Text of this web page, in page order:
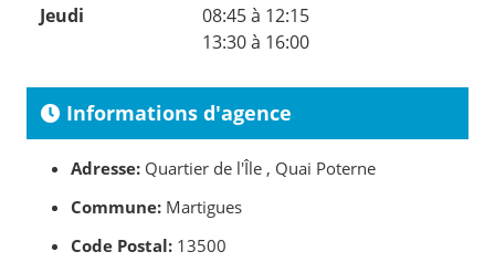
Jeudi
08:45 à 12:15
13:30 à 16:00
Informations d'agence
Adresse: Quartier de l'Île , Quai Poterne
Commune: Martigues
Code Postal: 13500